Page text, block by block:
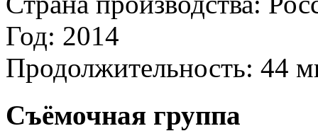
Год: 2014
Продолжительность: 44
Съёмочная группа